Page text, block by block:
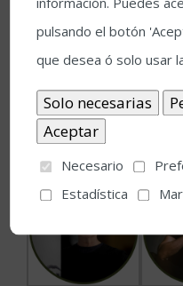
cuerda pulsada de la
la Casa Árabe.
pulsando el botón
que desea ó solo usar
Necesario
Estadística